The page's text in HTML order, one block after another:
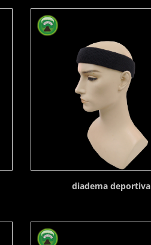
diadema deportiva